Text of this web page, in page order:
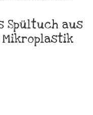
Spültuch aus
Mikroplastik